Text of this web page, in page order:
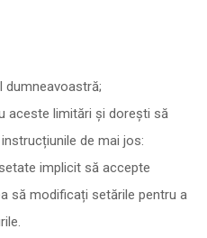
dumneavoastră;
aceste limitări și dorești să
de mai jos:
implicit să accepte
să modificați setările pentru a